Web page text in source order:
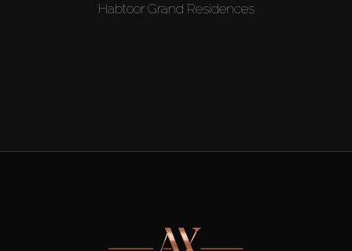
Habtoor Grand Residences